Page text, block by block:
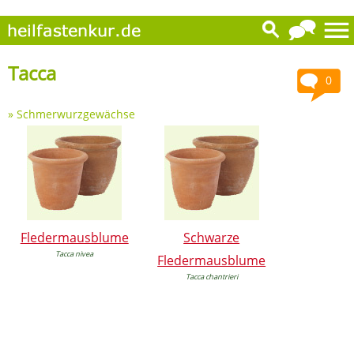
0
Tacca
» Schmerwurzgewächse
Fledermausblume
Tacca nivea
Schwarze
Fledermausblume
Tacca chantrieri